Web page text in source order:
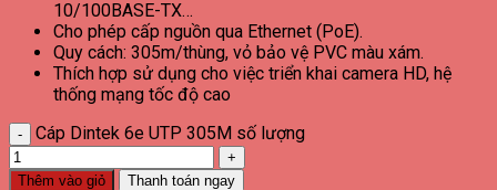
10/100BASE-TX…
Cho phép cấp nguồn qua Ethernet (PoE).
Quy cách: 305m/thùng, vỏ bảo vệ PVC màu xám.
Thích hợp sử dụng cho việc triển khai camera HD, hệ
thống mạng tốc độ cao
Cáp Dintek 6e UTP 305M số lượng
Thêm vào giỏ Thanh toán ngay